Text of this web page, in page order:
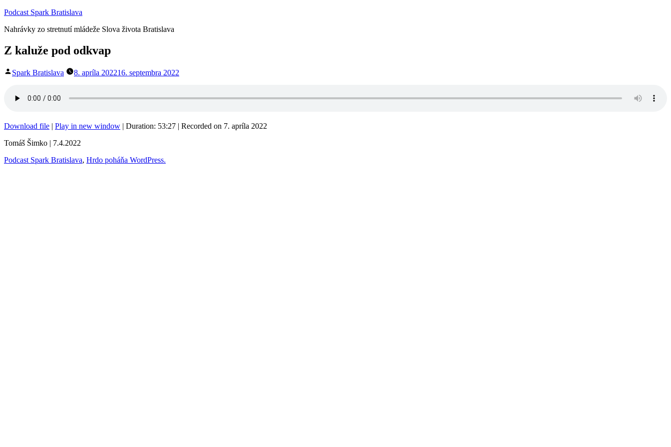
Prejsť
obsah
Podcast Spark Bratislava
Nahrávky zo stretnutí mládeže Slova života Bratislava
Z kaluže pod odkvap
Publikoval
Spark Bratislava 8. apríla 202216. septembra 2022
Download file | Play in new window | Duration: 53:27 | Recorded on 7. apríla 2022
Tomáš Šimko | 7.4.2022
Podcast Spark Bratislava, Hrdo poháňa WordPress.